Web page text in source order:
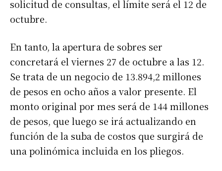
solicitud de consultas, el límite será el 12 de
octubre.
En tanto, la apertura de sobres ser
concretará el viernes 27 de octubre a las 12.
Se trata de un negocio de 13.894,2 millones
de pesos en ocho años a valor presente. El
monto original por mes será de 144 millones
de pesos, que luego se irá actualizando en
función de la suba de costos que surgirá de
una polinómica incluida en los pliegos.